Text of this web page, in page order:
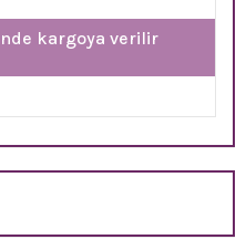
kargoya verilir